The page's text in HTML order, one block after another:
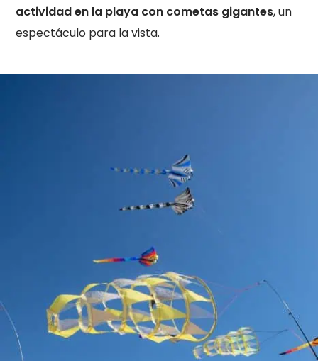
actividad en la playa con cometas gigantes, un
espectáculo para la vista.